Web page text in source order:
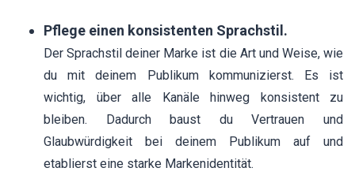
Pflege einen konsistenten Sprachstil.
Der Sprachstil deiner Marke ist die Art und Weise, wie
du mit deinem Publikum kommunizierst. Es ist
wichtig, über alle Kanäle hinweg konsistent zu
bleiben. Dadurch baust du Vertrauen und
Glaubwürdigkeit bei deinem Publikum auf und
etablierst eine starke Markenidentität.